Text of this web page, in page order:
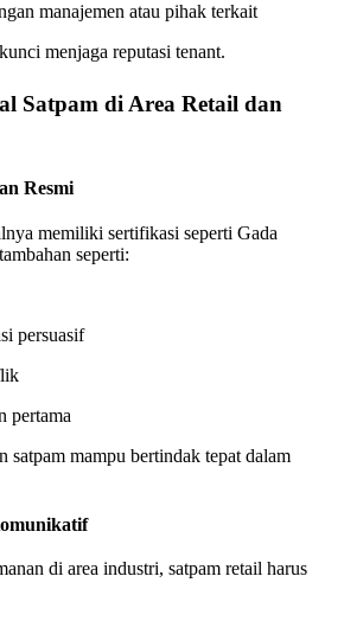
manajemen atau pihak terkait
menjaga reputasi tenant.
Satpam di Area Retail dan
Resmi
memiliki sertifikasi seperti Gada
seperti:
persuasif
pertama
satpam mampu bertindak tepat dalam
di area industri, satpam retail harus